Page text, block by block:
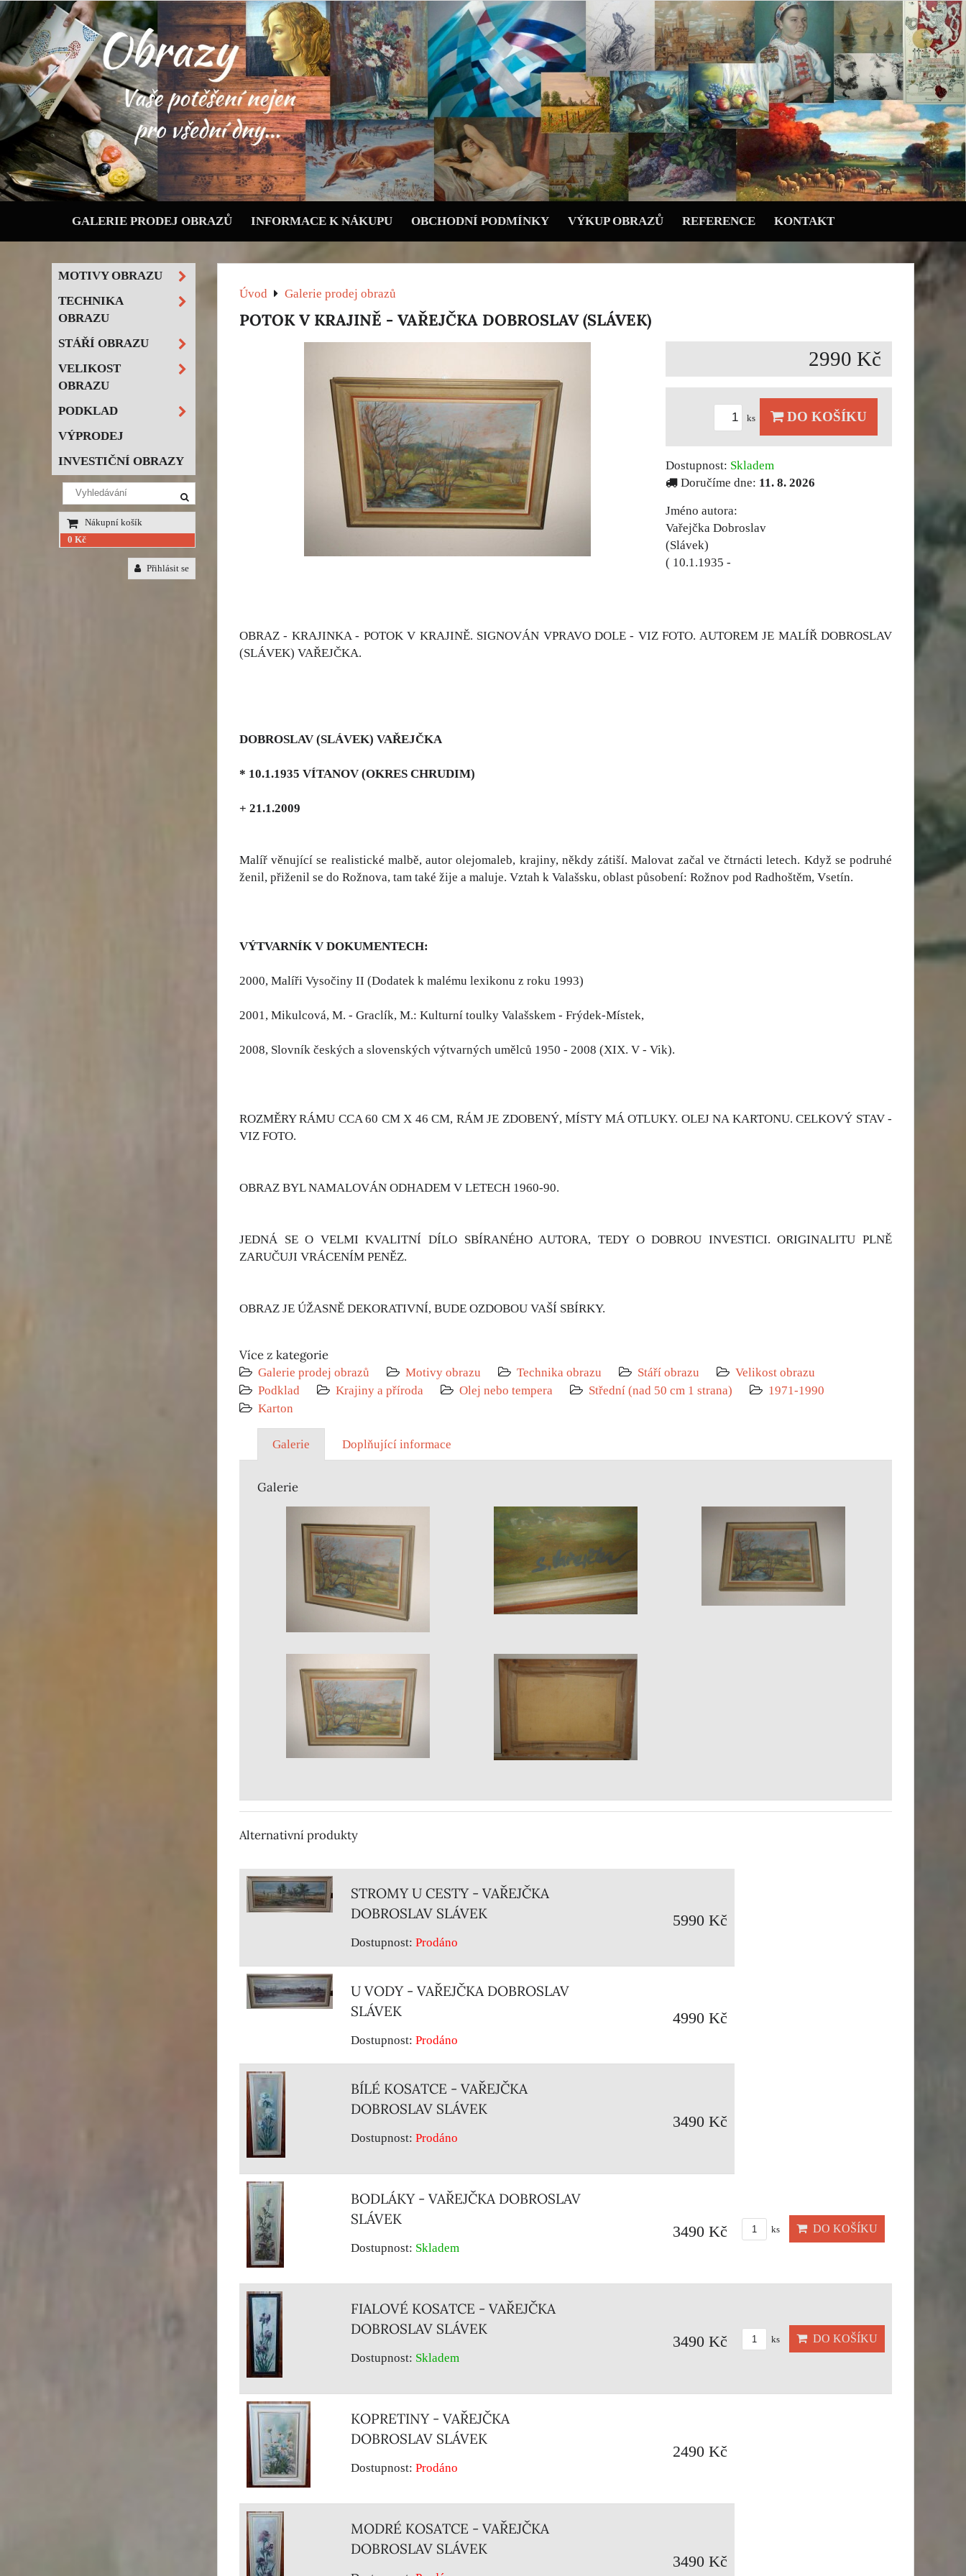
GALERIE PRODEJ OBRAZŮ INFORMACE K NÁKUPU OBCHODNÍ PODMÍNKY VÝKUP OBRAZŮ REFERENCE KONTAKT
Úvod Galerie prodej obrazů
POTOK V KRAJINĚ - VAŘEJČKA DOBROSLAV (SLÁVEK)
2990 Kč
ks DO KOŠÍKU
Dostupnost: Skladem
Doručíme dne: 11. 8. 2026
Jméno autora:
Vařejčka Dobroslav
(Slávek)
( 10.1.1935 -
OBRAZ - KRAJINKA - POTOK V KRAJINĚ. SIGNOVÁN VPRAVO DOLE - VIZ FOTO. AUTOREM JE MALÍŘ DOBROSLAV
(SLÁVEK) VAŘEJČKA.
DOBROSLAV (SLÁVEK) VAŘEJČKA
* 10.1.1935 VÍTANOV (OKRES CHRUDIM)
+ 21.1.2009
Malíř věnující se realistické malbě, autor olejomaleb, krajiny, někdy zátiší. Malovat začal ve čtrnácti letech. Když se podruhé
ženil, přiženil se do Rožnova, tam také žije a maluje. Vztah k Valašsku, oblast působení: Rožnov pod Radhoštěm, Vsetín.
VÝTVARNÍK V DOKUMENTECH:
2000, Malíři Vysočiny II (Dodatek k malému lexikonu z roku 1993)
2001, Mikulcová, M. - Graclík, M.: Kulturní toulky Valašskem - Frýdek-Místek,
2008, Slovník českých a slovenských výtvarných umělců 1950 - 2008 (XIX. V - Vik).
ROZMĚRY RÁMU CCA 60 CM X 46 CM, RÁM JE ZDOBENÝ, MÍSTY MÁ OTLUKY. OLEJ NA KARTONU. CELKOVÝ STAV -
VIZ FOTO.
OBRAZ BYL NAMALOVÁN ODHADEM V LETECH 1960-90.
JEDNÁ SE O VELMI KVALITNÍ DÍLO SBÍRANÉHO AUTORA, TEDY O DOBROU INVESTICI. ORIGINALITU PLNĚ
ZARUČUJI VRÁCENÍM PENĚZ.
OBRAZ JE ÚŽASNĚ DEKORATIVNÍ, BUDE OZDOBOU VAŠÍ SBÍRKY.
Více z kategorie
Galerie prodej obrazů Motivy obrazu Technika obrazu Stáří obrazu
Velikost obrazu
Podklad
Krajiny a příroda Olej nebo tempera Střední (nad 50 cm 1 strana)
1971-1990
Karton
Galerie Doplňující informace
Galerie
Alternativní produkty
STROMY U CESTY - VAŘEJČKA
DOBROSLAV SLÁVEK
Dostupnost: Prodáno
5990 Kč
U VODY - VAŘEJČKA DOBROSLAV
SLÁVEK
Dostupnost: Prodáno
4990 Kč
BÍLÉ KOSATCE - VAŘEJČKA
DOBROSLAV SLÁVEK
Dostupnost: Prodáno
3490 Kč
BODLÁKY - VAŘEJČKA DOBROSLAV
SLÁVEK
Dostupnost: Skladem
3490 Kč ks DO KOŠÍKU
FIALOVÉ KOSATCE - VAŘEJČKA
DOBROSLAV SLÁVEK
Dostupnost: Skladem
3490 Kč ks DO KOŠÍKU
KOPRETINY - VAŘEJČKA
DOBROSLAV SLÁVEK
Dostupnost: Prodáno
2490 Kč
MODRÉ KOSATCE - VAŘEJČKA
DOBROSLAV SLÁVEK
3490 Kč
MOTIVY OBRAZU
TECHNIKA
OBRAZU
STÁŘÍ OBRAZU
VELIKOST
OBRAZU
PODKLAD
VÝPRODEJ
INVESTIČNÍ OBRAZY
Nákupní košík
0 Kč
Přihlásit se